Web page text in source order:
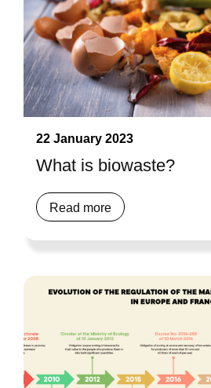
22 January 2023
What is biowaste?
Read more